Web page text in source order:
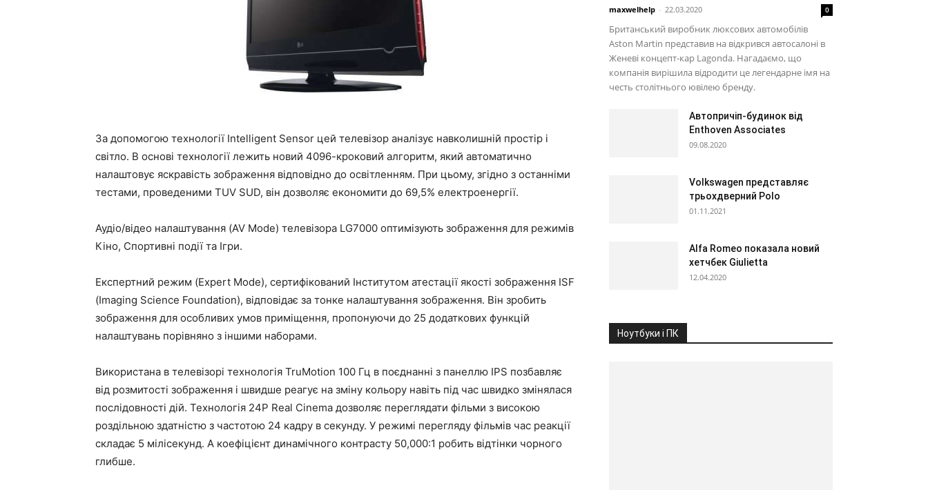
За допомогою технології Intelligent Sensor цей телевізор аналізує навколишній простір і
світло. В основі технології лежить новий 4096-кроковий алгоритм, який автоматично
налаштовує яскравість зображення відповідно до освітленням. При цьому, згідно з останніми
тестами, проведеними TUV SUD, він дозволяє економити до 69,5% електроенергії.
Аудіо/відео налаштування (AV Mode) телевізора LG7000 оптимізують зображення для режимів
Кіно, Спортивні події та Ігри.
Експертний режим (Expert Mode), сертифікований Інститутом атестації якості зображення ISF
(Imaging Science Foundation), відповідає за тонке налаштування зображення. Він зробить
зображення для особливих умов приміщення, пропонуючи до 25 додаткових функцій
налаштувань порівняно з іншими наборами.
Використана в телевізорі технологія TruMotion 100 Гц в поєднанні з панеллю IPS позбавляє
від розмитості зображення і швидше реагує на зміну кольору навіть під час швидко змінялася
послідовності дій. Технологія 24P Real Cinema дозволяє переглядати фільми з високою
роздільною здатністю з частотою 24 кадру в секунду. У режимі перегляду фільмів час реакції
складає 5 мілісекунд. А коефіцієнт динамічного контрасту 50,000:1 робить відтінки чорного
глибше.
maxwelhelp - 22.03.2020 0
Британський виробник люксових автомобілів
Aston Martin представив на відкрився автосалоні в
Женеві концепт-кар Lagonda. Нагадаємо, що
компанія вирішила відродити це легендарне імя на
честь столітнього ювілею бренду.
Автопричіп-будинок від
Enthoven Associates
09.08.2020
Volkswagen представляє
трьохдверний Polo
01.11.2021
Alfa Romeo показала новий
хетчбек Giulietta
12.04.2020
Ноутбуки і ПК